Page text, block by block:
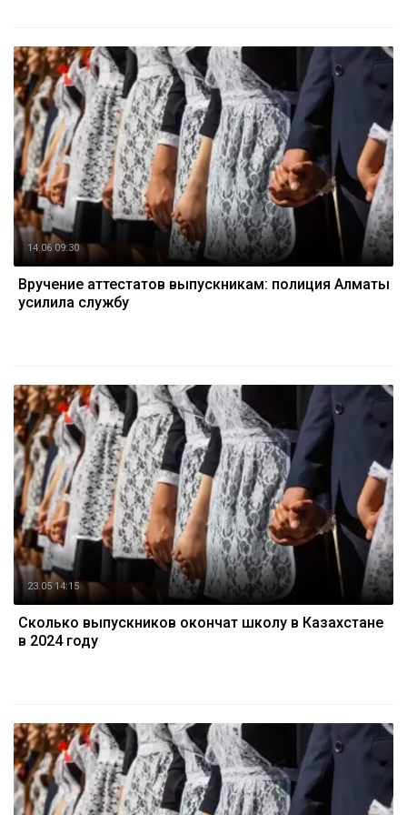
14.06 09:30
Вручение аттестатов выпускникам: полиция Алматы
усилила службу
23.05 14:15
Сколько выпускников окончат школу в Казахстане
в 2024 году